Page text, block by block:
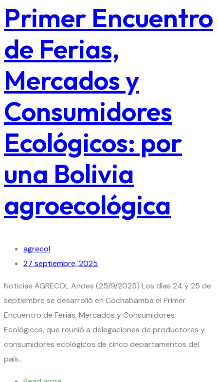
Primer Encuentro
de Ferias,
Mercados y
Consumidores
Ecológicos: por
una Bolivia
agroecológica
agrecol
27 septiembre, 2025
Noticias AGRECOL Andes (25/9/2025) Los días 24 y 25 de
septiembre se desarrolló en Cochabamba el Primer
Encuentro de Ferias, Mercados y Consumidores
Ecológicos, que reunió a delegaciones de productores y
consumidores ecológicos de cinco departamentos del
país..